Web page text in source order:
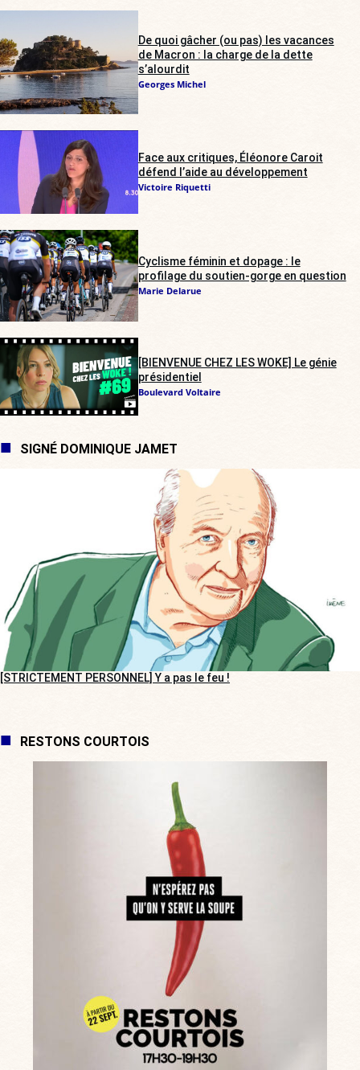
De quoi gâcher (ou pas) les vacances
de Macron : la charge de la dette
s’alourdit
Georges Michel
Face aux critiques, Éléonore Caroit
défend l’aide au développement
Victoire Riquetti
Cyclisme féminin et dopage : le
profilage du soutien-gorge en question
Marie Delarue
[BIENVENUE CHEZ LES WOKE] Le génie
présidentiel
Boulevard Voltaire
SIGNÉ DOMINIQUE JAMET
[STRICTEMENT PERSONNEL] Y a pas le feu !
RESTONS COURTOIS